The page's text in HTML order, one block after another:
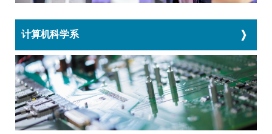
计算机科学系